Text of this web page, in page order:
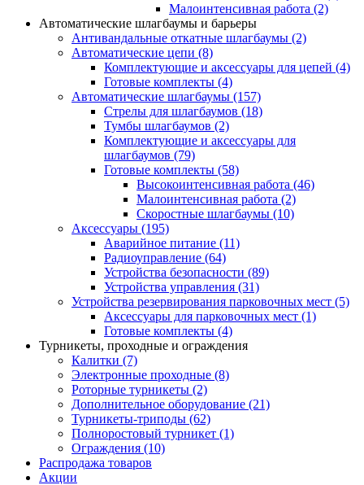
Малоинтенсивная работа (2)
Автоматические шлагбаумы и барьеры
Антивандальные откатные шлагбаумы (2)
Автоматические цепи (8)
Комплектующие и аксессуары для цепей (4)
Готовые комплекты (4)
Автоматические шлагбаумы (157)
Стрелы для шлагбаумов (18)
Тумбы шлагбаумов (2)
Комплектующие и аксессуары для
шлагбаумов (79)
Готовые комплекты (58)
Высокоинтенсивная работа (46)
Малоинтенсивная работа (2)
Скоростные шлагбаумы (10)
Аксессуары (195)
Аварийное питание (11)
Радиоуправление (64)
Устройства безопасности (89)
Устройства управления (31)
Устройства резервирования парковочных мест (5)
Аксессуары для парковочных мест (1)
Готовые комплекты (4)
Турникеты, проходные и ограждения
Калитки (7)
Электронные проходные (8)
Роторные турникеты (2)
Дополнительное оборудование (21)
Турникеты-триподы (62)
Полноростовый турникет (1)
Ограждения (10)
Распродажа товаров
Акции